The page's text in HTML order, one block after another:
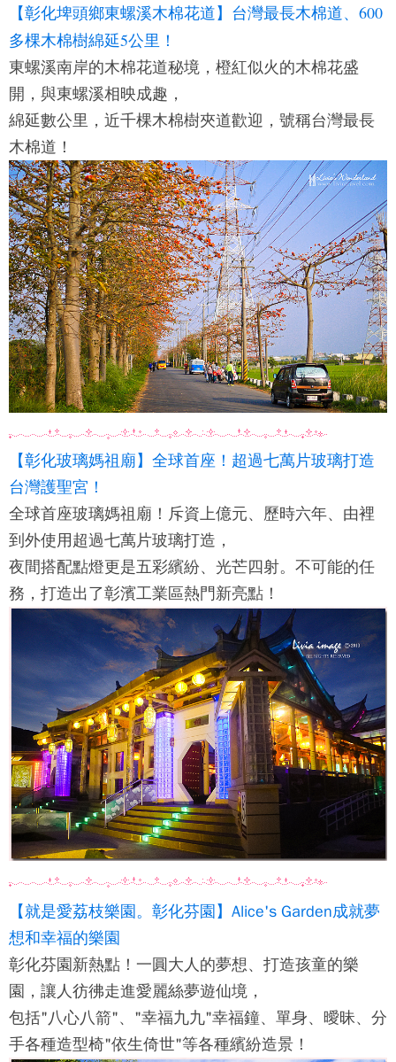
【彰化埤頭鄉東螺溪木棉花道】台灣最長木棉道、600
多棵木棉樹綿延5公里！
東螺溪南岸的木棉花道秘境，橙紅似火的木棉花盛
開，與東螺溪相映成趣，
綿延數公里，近千棵木棉樹夾道歡迎，號稱台灣最長
木棉道！
【彰化玻璃媽祖廟】全球首座！超過七萬片玻璃打造
台灣護聖宮！
全球首座玻璃媽祖廟！斥資上億元、歷時六年、由裡
到外使用超過七萬片玻璃打造，
夜間搭配點燈更是五彩繽紛、光芒四射。不可能的任
務，打造出了彰濱工業區熱門新亮點！
【就是愛荔枝樂園。彰化芬園】Alice's Garden成就夢
想和幸福的樂園
彰化芬園新熱點！一圓大人的夢想、打造孩童的樂
園，讓人彷彿走進愛麗絲夢遊仙境，
包括"八心八箭"、"幸福九九"幸福鐘、單身、曖昧、分
手各種造型椅"依生倚世"等各種繽紛造景！